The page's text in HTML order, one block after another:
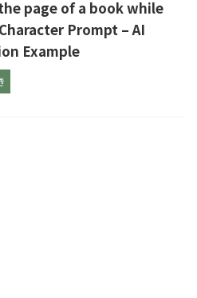
page of a book while
Prompt – AI
Example